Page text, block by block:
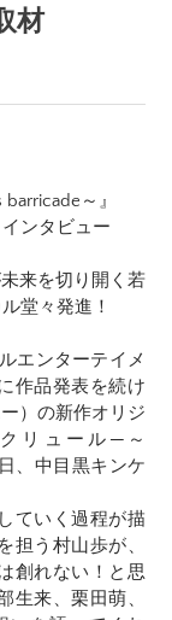
材
～』
ンタビュー
来を切り開く若
堂々発進！
エンターテイメ
作品発表を続け
）の新作オリジ
リュール─～
、中目黒キンケ
ていく過程が描
担う村山歩が、
創れない！と思
生来、栗田萌、